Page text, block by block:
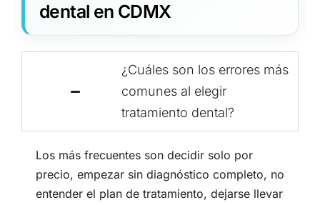
dental en CDMX
¿Cuáles son los errores más
comunes al elegir
tratamiento dental?
Los más frecuentes son decidir solo por
precio, empezar sin diagnóstico completo, no
entender el plan de tratamiento, dejarse llevar